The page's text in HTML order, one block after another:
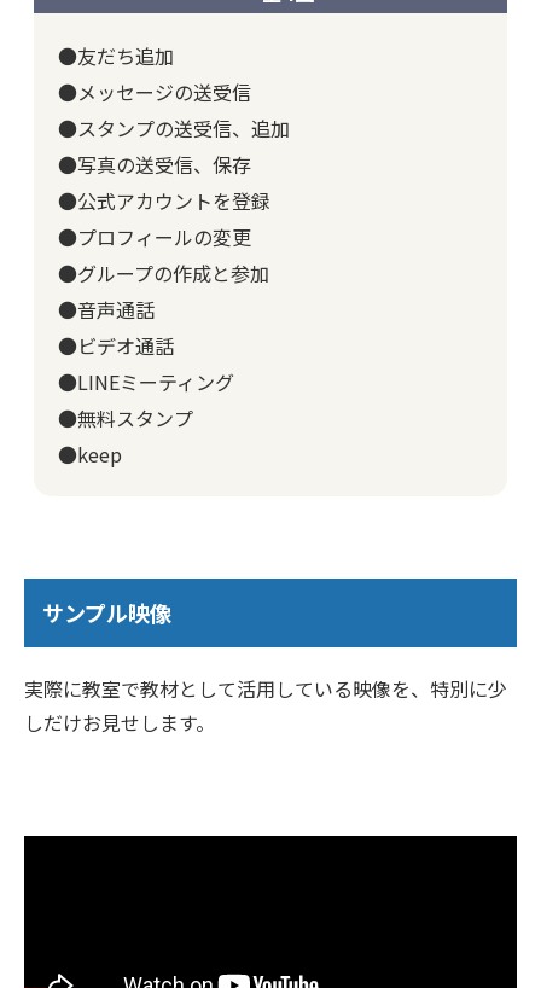
●友だち追加
●メッセージの送受信
●スタンプの送受信、追加
●写真の送受信、保存
●公式アカウントを登録
●プロフィールの変更
●グループの作成と参加
●音声通話
●ビデオ通話
●LINEミーティング
●無料スタンプ
●keep
サンプル映像
実際に教室で教材として活用している映像を、特別に少
しだけお見せします。